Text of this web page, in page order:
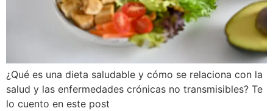
¿Qué es una dieta saludable y cómo se relaciona con la
salud y las enfermedades crónicas no transmisibles? Te
lo cuento en este post